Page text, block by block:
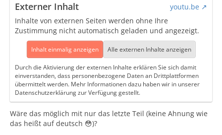
Externer Inhalt
youtu.be
Inhalte von externen Seiten werden ohne Ihre
Zustimmung nicht automatisch geladen und angezeigt.
Inhalt einmalig anzeigen Alle externen Inhalte anzeigen
Durch die Aktivierung der externen Inhalte erklären Sie sich damit
einverstanden, dass personenbezogene Daten an Drittplattformen
übermittelt werden. Mehr Informationen dazu haben wir in unserer
Datenschutzerklärung zur Verfügung gestellt.
Wäre das möglich mit nur das letzte Teil (keine Ahnung wie
das heißt auf deutsch 😳)?